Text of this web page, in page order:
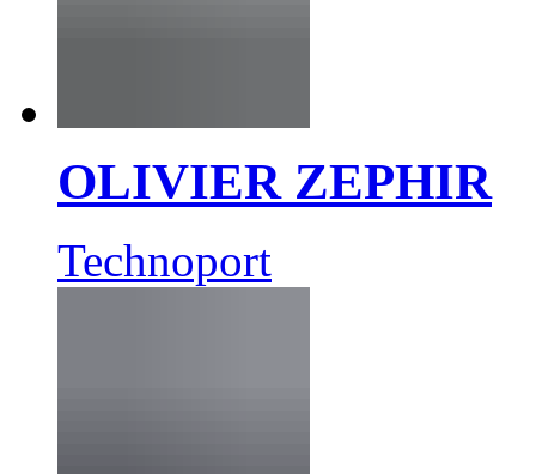
OLIVIER ZEPHIR
Technoport